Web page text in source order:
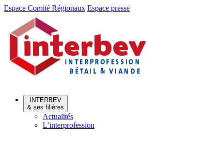
Aller
Aller
contenu
Espace Comité Régionaux Espace presse
INTERBEV
& ses filières
Actualités
L’interprofession